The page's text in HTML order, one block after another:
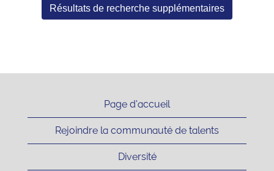
Résultats de recherche supplémentaires
Page d'accueil
Rejoindre la communauté de talents
Diversité